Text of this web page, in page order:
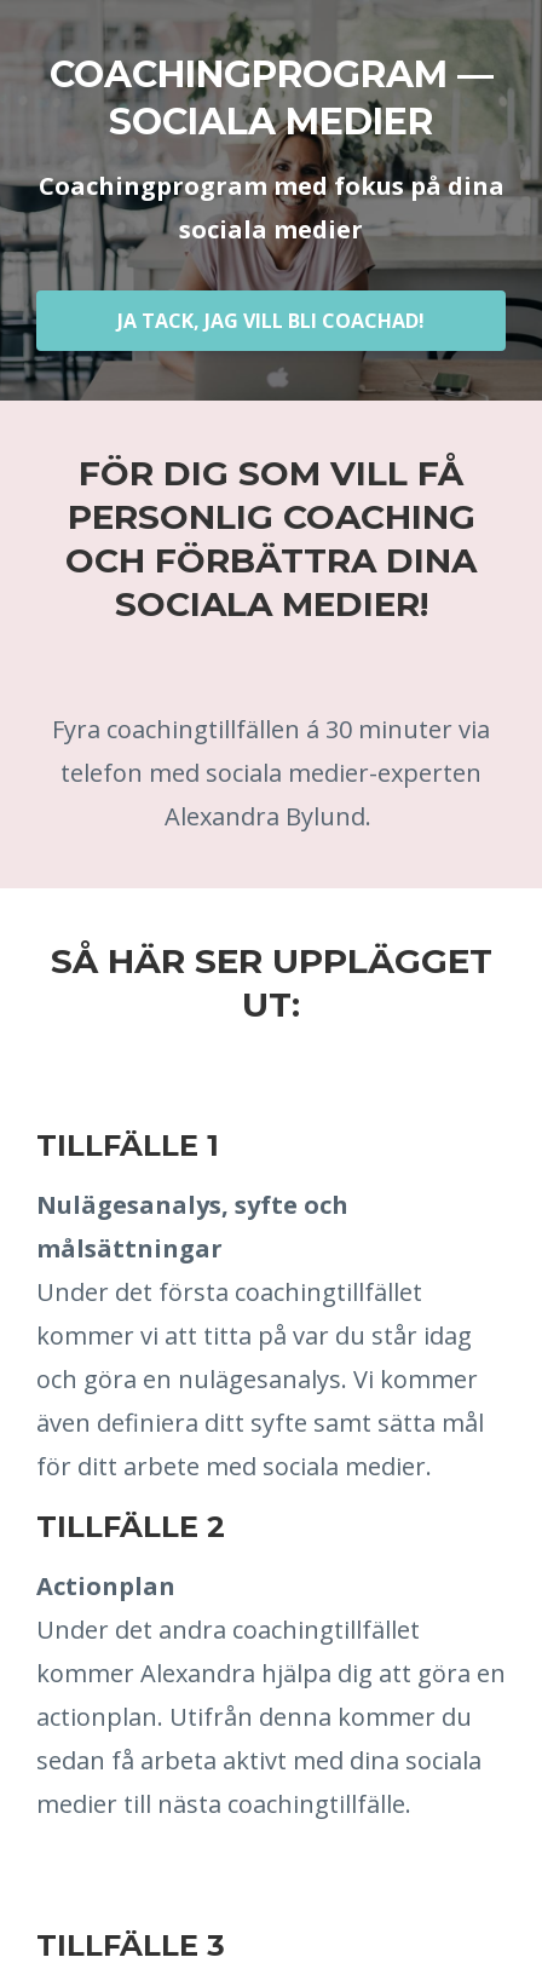
COACHINGPROGRAM —
SOCIALA MEDIER
Coachingprogram med fokus på dina
sociala medier
JA TACK, JAG VILL BLI COACHAD!
FÖR DIG SOM VILL FÅ
PERSONLIG COACHING
OCH FÖRBÄTTRA DINA
SOCIALA MEDIER!
Fyra coachingtillfällen á 30 minuter via
telefon med sociala medier-experten
Alexandra Bylund.
SÅ HÄR SER UPPLÄGGET
UT:
TILLFÄLLE 1
Nulägesanalys, syfte och
målsättningar
Under det första coachingtillfället
kommer vi att titta på var du står idag
och göra en nulägesanalys. Vi kommer
även definiera ditt syfte samt sätta mål
för ditt arbete med sociala medier.
TILLFÄLLE 2
Actionplan
Under det andra coachingtillfället
kommer Alexandra hjälpa dig att göra en
actionplan. Utifrån denna kommer du
sedan få arbeta aktivt med dina sociala
medier till nästa coachingtillfälle.
TILLFÄLLE 3